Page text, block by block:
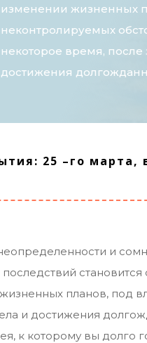
изменении жизненных
неконтролируемых
некоторое время,
достижения
25 –го марта,
и
последствий
планов, под
и достижения
к которому вы долго